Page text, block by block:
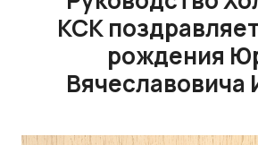
КСК
рождения
Вячеславовича